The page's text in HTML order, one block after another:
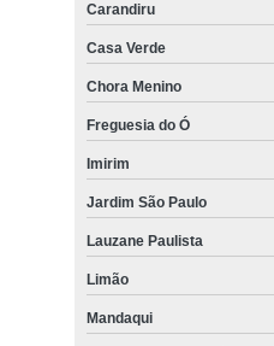
Carandiru
Casa Verde
Chora Menino
Freguesia do Ó
Imirim
Jardim São Paulo
Lauzane Paulista
Limão
Mandaqui